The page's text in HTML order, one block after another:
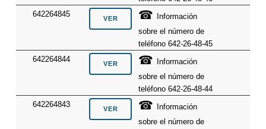
642264845
☎
Información
sobre el número de
teléfono 642-26-48-45
642264844
☎
Información
sobre el número de
teléfono 642-26-48-44
642264843
☎
Información
sobre el número de